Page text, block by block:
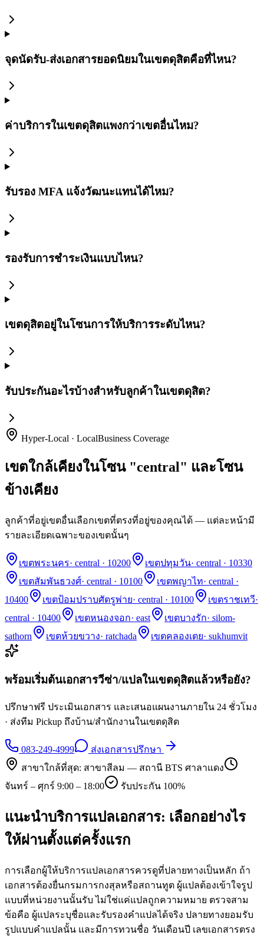
จุดนัดรับ-ส่งเอกสารยอดนิยมในเขตดุสิตคือที่ไหน?
ค่าบริการในเขตดุสิตแพงกว่าเขตอื่นไหม?
รับรอง MFA แจ้งวัฒนะแทนได้ไหม?
รองรับการชำระเงินแบบไหน?
เขตดุสิตอยู่ในโซนการให้บริการระดับไหน?
รับประกันอะไรบ้างสำหรับลูกค้าในเขตดุสิต?
Hyper-Local · LocalBusiness Coverage
เขตใกล้เคียงในโซน "central" และโซน
ข้างเคียง
ลูกค้าที่อยู่เขตอื่นเลือกเขตที่ตรงที่อยู่ของคุณได้ — แต่ละหน้ามี
รายละเอียดเฉพาะของเขตนั้นๆ
เขตพระนคร· central · 10200 เขตปทุมวัน· central · 10330
เขตสัมพันธวงศ์· central · 10100 เขตพญาไท· central ·
10400
เขตป้อมปราบศัตรูพ่าย· central · 10100 เขตราชเทวี·
central · 10400
เขตหนองจอก· east เขตบางรัก· silom-
sathorn
เขตห้วยขวาง· ratchada เขตคลองเตย· sukhumvit
พร้อมเริ่มต้นเอกสารวีซ่า/แปลในเขตดุสิตแล้วหรือยัง?
ปรึกษาฟรี ประเมินเอกสาร และเสนอแผนงานภายใน 24 ชั่วโมง
· ส่งทีม Pickup ถึงบ้าน/สำนักงานในเขตดุสิต
083-249-4999
ส่งเอกสารปรึกษา
สาขาใกล้ที่สุด: สาขาสีลม — สถานี BTS ศาลาแดง
จันทร์ – ศุกร์ 9:00 – 18:00
รับประกัน 100%
แนะนำบริการแปลเอกสาร: เลือกอย่างไร
ให้ผ่านตั้งแต่ครั้งแรก
การเลือกผู้ให้บริการแปลเอกสารควรดูที่ปลายทางเป็นหลัก ถ้า
เอกสารต้องยื่นกรมการกงสุลหรือสถานทูต ผู้แปลต้องเข้าใจรูป
แบบที่หน่วยงานนั้นรับ ไม่ใช่แค่แปลถูกความหมาย ตรวจสาม
ข้อคือ ผู้แปลระบุชื่อและรับรองคำแปลได้จริง ปลายทางยอมรับ
รูปแบบคำแปลนั้น และมีการทวนชื่อ วันเดือนปี เลขเอกสารตรง